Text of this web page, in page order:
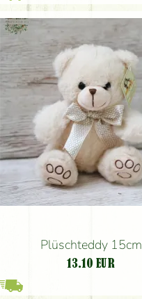
Plüschteddy 15cm
13.10 EUR